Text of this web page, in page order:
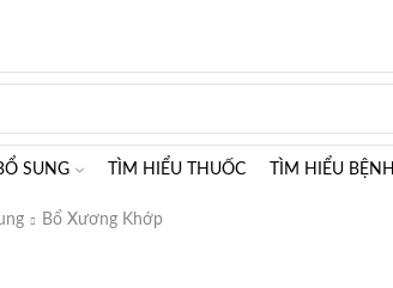
input
SUNG TÌM HIỂU THUỐC TÌM HIỂU BỆNH
Bổ Xương Khớp